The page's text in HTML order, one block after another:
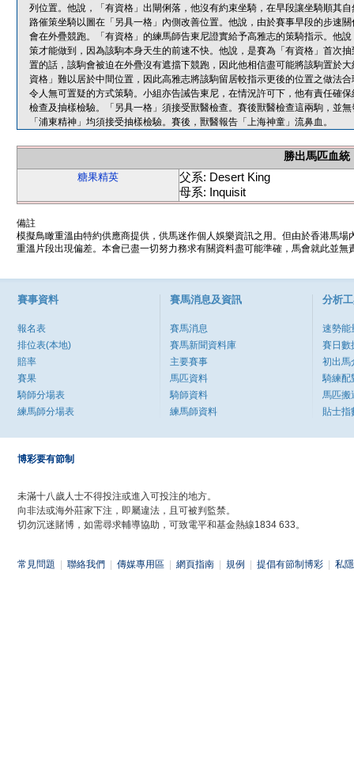
列位置。他說，「有資格」出閘俐落，他沒有約束坐騎，在早段讓坐騎順其
路催策坐騎以圖在「另具一格」內側改善位置。他說，由於賽事早段的步速
會在外疊競跑。「有資格」的練馬師告東尼證實給予高雅志的策騎指示。他
策才能做到，因為該駒本身天生的前速不快。他說，是賽為「有資格」首次
置的話，該駒會被迫在外疊沒有遮擋下競跑，因此他相信盡可能將該駒置於
資格」難以居於中間位置，因此高雅志將該駒留居較指示更後的位置之做法
令人無可置疑的方式策騎。小組亦告誡告東尼，在情況許可下，他有責任確
檢查及抽樣檢驗。「另具一格」須接受獸醫檢查。賽後獸醫檢查這兩駒，並
「浦東精神」均須接受抽樣檢驗。賽後，獸醫報告「上海神童」流鼻血。
勝出馬匹血統
糖果精英
父系: Desert King
母系: Inquisit
備註
模擬鳥瞰重溫由特約供應商提供，供馬迷作個人娛樂資訊之用。但由於香港馬
重溫片段出現偏差。本會已盡一切努力務求有關資料盡可能準確，馬會就此並
賽事資料
報名表
排位表(本地)
賠率
賽果
騎師分場表
練馬師分場表
賽馬消息及資訊
賽馬消息
賽馬新聞資料庫
主要賽事
馬匹資料
騎師資料
練馬師資料
分析
速勢能
賽日數
初出馬
騎練配
馬匹搬
貼士指
博彩要有節制
未滿十八歲人士不得投注或進入可投注的地方。
向非法或海外莊家下注，即屬違法，且可被判監禁。
切勿沉迷賭博，如需尋求輔導協助，可致電平和基金熱線1834 633。
常見問題 聯絡我們 傳媒專用區 網頁指南 規例 提倡有節制博彩 私